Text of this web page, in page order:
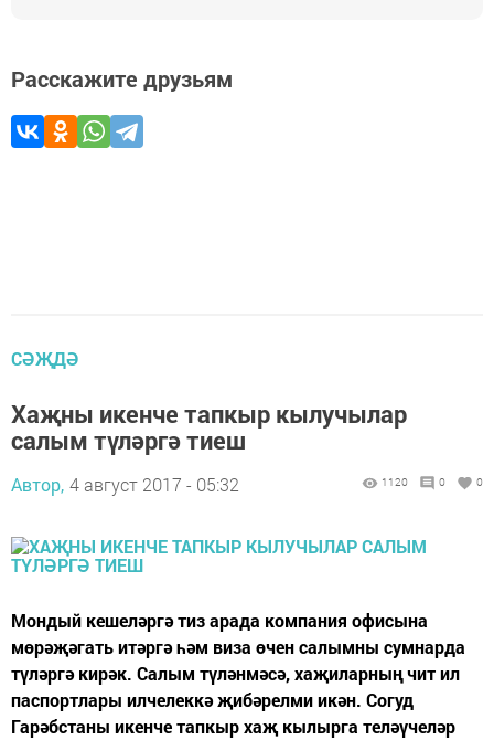
Расскажите друзьям
СӘҖДӘ
Хаҗны икенче тапкыр кылучылар
салым түләргә тиеш
Автор, 4 август 2017 - 05:32 1120 0 0
Мондый кешеләргә тиз арада компания офисына
мөрәҗәгать итәргә һәм виза өчен салымны сумнарда
түләргә кирәк. Салым түләнмәсә, хаҗиларның чит ил
паспортлары илчелеккә җибәрелми икән. Согуд
Гарәбстаны икенче тапкыр хаҗ кылырга теләүчеләр